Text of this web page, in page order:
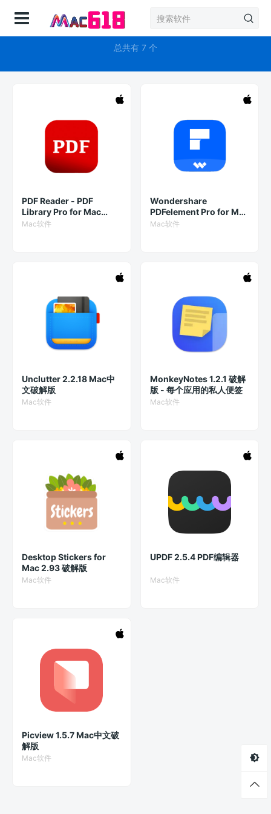
便签
总共有 7 个
PDF Reader - PDF
Library Pro for Mac
v3.0.1 专业的PDF阅读器
Mac软件
Wondershare
PDFelement Pro for Mac
全功能 PDF 编辑器
Mac软件
Unclutter 2.2.18 Mac中
文破解版
Mac软件
MonkeyNotes 1.2.1 破解
版 - 每个应用的私人便签
Mac软件
Desktop Stickers for
Mac 2.93 破解版
Mac软件
UPDF 2.5.4 PDF编辑器
Mac软件
Picview 1.5.7 Mac中文破
解版
Mac软件